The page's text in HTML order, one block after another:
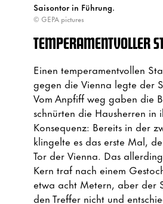
Saisontor in Führung.
© GEPA pictures
TEMPERAMENTVOLLER
Einen temperamentvollen
gegen die Vienna legte der
Vom Anpfiff weg gaben die
schnürten die Hausherren in
Konsequenz: Bereits in der
klingelte es das erste Mal,
Tor der Vienna. Das
Kern traf nach einem
etwa acht Metern, aber der
den Treffer nicht und